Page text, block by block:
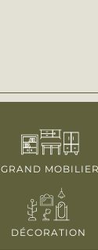
GRAND MOBILIER
DÉCORATION